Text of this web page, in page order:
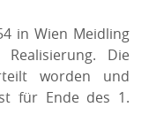
in Wien Meidling
Die
worden und
für Ende des 1.